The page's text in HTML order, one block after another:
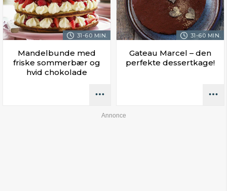
31-60 MIN.
Mandelbunde med
friske sommerbær og
hvid chokolade
31-60 MIN.
Gateau Marcel – den
perfekte dessertkage!